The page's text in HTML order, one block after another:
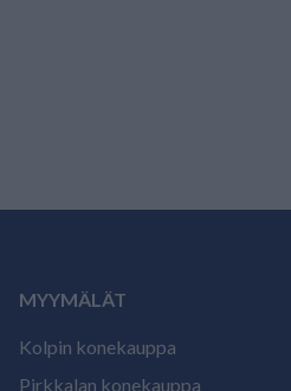
MYYMÄLÄT
Kolpin konekauppa
Pirkkalan konekauppa